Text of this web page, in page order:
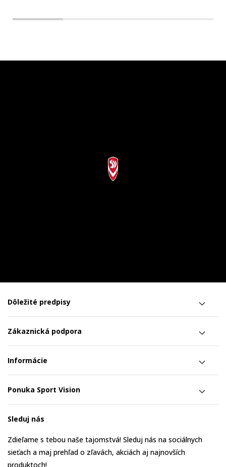
Dôležité predpisy
Zákaznická podpora
Informácie
Ponuka Sport Vision
Sleduj nás
Zdieľame s tebou naše tajomstvá! Sleduj nás na sociálnych
sieťach a maj prehľad o zľavách, akciách aj najnovších
produktoch!